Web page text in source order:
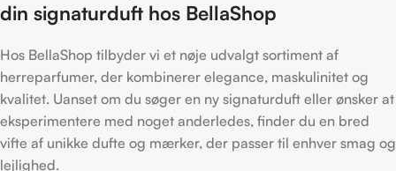
din signaturduft hos BellaShop
Hos BellaShop tilbyder vi et nøje udvalgt sortiment af
herreparfumer, der kombinerer elegance, maskulinitet og
kvalitet. Uanset om du søger en ny signaturduft eller ønsker at
eksperimentere med noget anderledes, finder du en bred
vifte af unikke dufte og mærker, der passer til enhver smag og
lejlighed.